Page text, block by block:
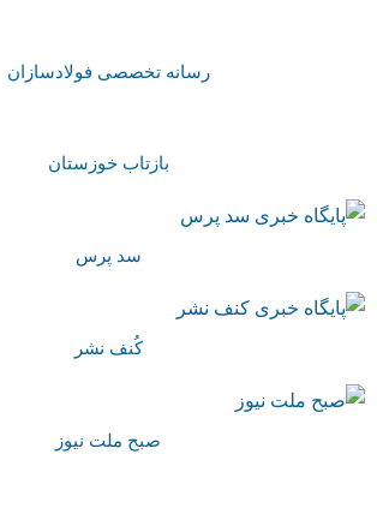
رسانه تخصصی فولادسازان
بازتاب خوزستان
سد پرس
کُنف نشر
صبح ملت نیوز